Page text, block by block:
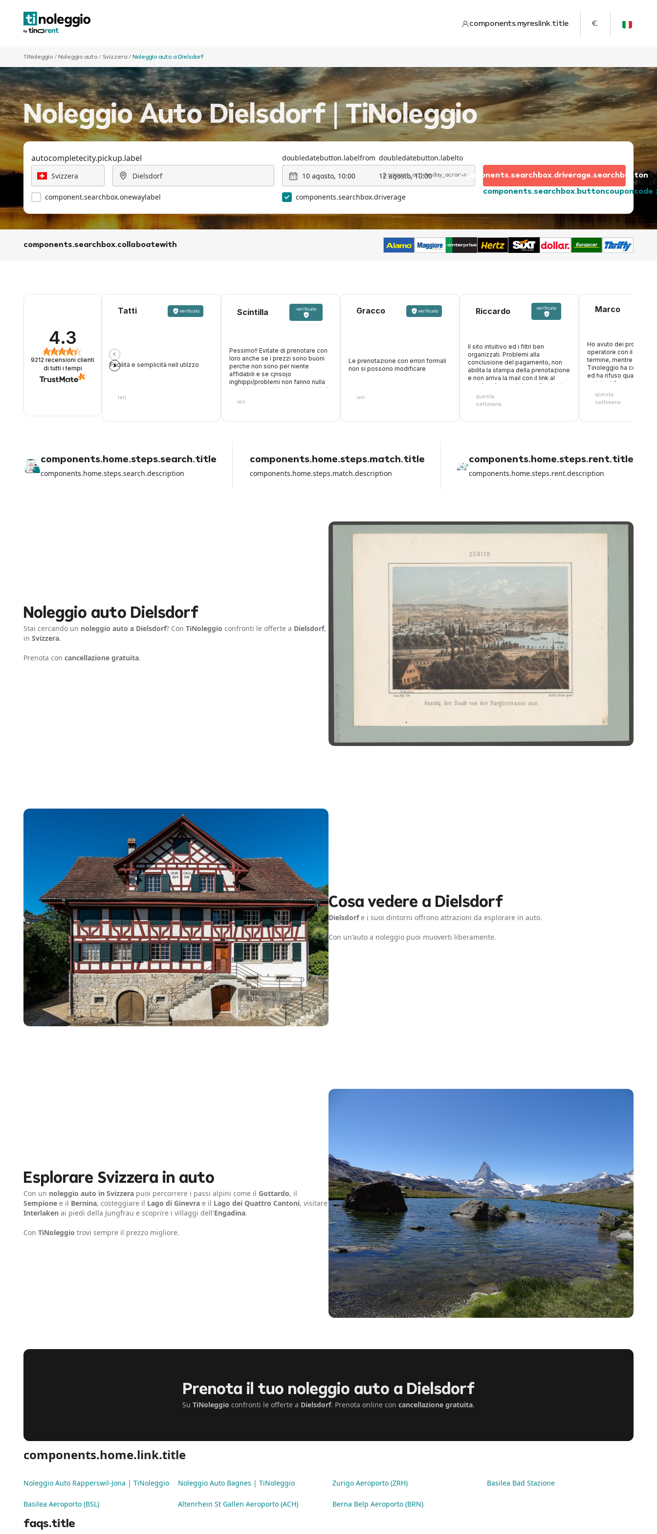
components.myreslink.title €
TiNoleggio / Noleggio auto /Svizzera / Noleggio auto a Dielsdorf
Noleggio Auto Dielsdorf | TiNoleggio
autocompletecity.pickup.label
component.searchbox.onewaylabel
doubledatebutton.labelfrom doubledatebutton.labelto
10 agosto, 10:00
12 agosto, 10:00
2 snippet_article.day_acronym
components.searchbox.driverage
components.searchbox.buttoncouponcode
components.searchbox.driverage.searchbutton
components.searchbox.collaboatewith
4.3
9212 recensioni clienti
di tutti i tempi
Tatti verificato
Facilità e semplicità nell utilzzo
ieri
Scintilla verificato
Pessimo!! Evitate di prenotare con
loro anche se i prezzi sono buoni
perche non sono per niente
affidabili e se cjnsojo
inghippi/problemi non fanno nulla
oer aiutare, anzi, trattengono tutta la
accettano carte di debito, paghi
accettano la carta con cui hai
loro non hanno fatto NULLA per
aiutarmi a parte girare la colpa sul
rental car dell aeroporto.
ieri
Gracco verificato
Le prenotazione con errori formali
non si possono modificare
ieri
Riccardo verificato
Il sito intuitivo ed i filtri ben
organizzati. Problemi alla
conclusione del pagamento, non
abilita la stampa della prenotazione
e non arriva la mail con il link al
voucher. Aperto ticket sulla chat in
attesa risposta
questa
settimana
Marco
Ho avuto dei problemi
operatore con il
termine, mentre ero in
Tinoleggio ha
ed ha rifuso quanto
anticipo! Grazie ancora
questa
settimana
components.home.steps.search.title
components.home.steps.search.description
components.home.steps.match.title
components.home.steps.match.description
components.home.steps.rent.title
components.home.steps.rent.description
Noleggio auto Dielsdorf
Stai cercando un noleggio auto a Dielsdorf? Con TiNoleggio confronti le offerte a Dielsdorf,
in Svizzera.
Prenota con cancellazione gratuita.
Cosa vedere a Dielsdorf
Dielsdorfe i suoi dintorni offrono attrazioni da esplorare in auto.
Con un'auto a noleggio puoi muoverti liberamente.
Esplorare Svizzera in auto
Con un noleggio auto in Svizzera puoi percorrere i passi alpini come il Gottardo, il
Sempione e il Bernina, costeggiare il Lago di Ginevra e il Lago dei Quattro Cantoni, visitare
Interlaken ai piedi della Jungfrau e scoprire i villaggi dell'Engadina.
Con TiNoleggio trovi sempre il prezzo migliore.
Prenota il tuo noleggio auto a Dielsdorf
Su TiNoleggio confronti le offerte a Dielsdorf. Prenota online con cancellazione gratuita.
components.home.link.title
Noleggio Auto Rapperswil-Jona | TiNoleggio Noleggio Auto Bagnes | TiNoleggio Zurigo Aeroporto (ZRH) Basilea Bad Stazione
Basilea Aeroporto (BSL) Altenrhein St Gallen Aeroporto (ACH) Berna Belp Aeroporto (BRN)
faqs.title